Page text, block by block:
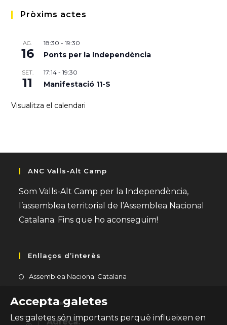
Pròxims actes
AG.
16
18:30 -19:30
Ponts per la Independència
SET.
11
17:14 -19:30
Manifestació 11-S
Visualitza el calendari
Accepta galetes
Les galetes són importants perquè influeixen en
ANC Valls-Alt Camp
Som Valls-Alt Camp per la Independència,
l’assemblea territorial de l’Assemblea Nacional
Catalana. Fins que ho aconseguim!
Enllaços d’interès
Assemblea Nacional Catalana
Contacte
Adreça: